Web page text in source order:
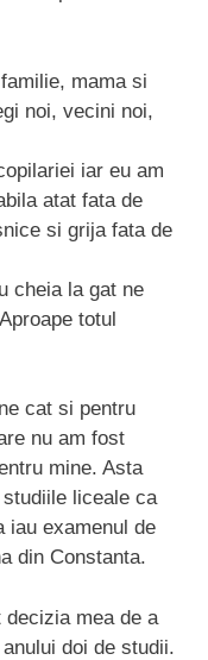
mama si
noi, vecini noi,
iar eu am
atat fata de
si grija fata de
cheia la gat ne
totul
cat si pentru
nu am fost
mine. Asta
liceale ca
iau examenul de
din Constanta.
decizia mea de a
doi de studii.